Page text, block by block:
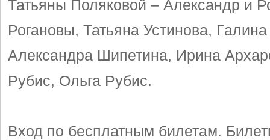
Татьяны Поляковой – Александр и
Рогановы, Татьяна Устинова,
Александра Шипетина, Ирина
Рубис, Ольга Рубис.
Вход по бесплатным билетам.